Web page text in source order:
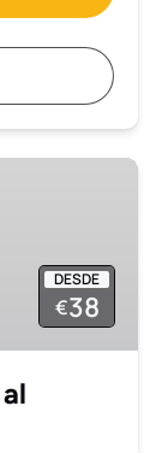
DESDE
€38